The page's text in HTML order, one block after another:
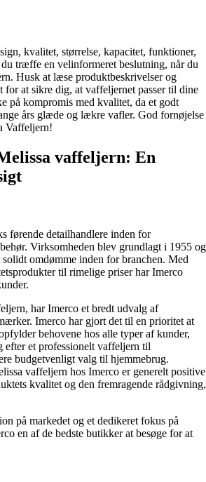
kvalitet, størrelse, kapacitet, funktioner,
træffe en velinformeret beslutning, når du
Husk at læse produktbeskrivelser og
for at sikre dig, at vaffeljernet passer til dine
på kompromis med kvalitet, da et godt
års glæde og lækre vafler. God fornøjelse
Vaffeljern!
vaffeljern: En
førende detailhandlere inden for
Virksomheden blev grundlagt i 1955 og
solidt omdømme inden for branchen. Med
til rimelige priser har Imerco
har Imerco et bredt udvalg af
Imerco har gjort det til en prioritet at
behovene hos alle typer af kunder,
efter et professionelt vaffeljern til
budgetvenligt valg til hjemmebrug.
vaffeljern hos Imerco er generelt positive
kvalitet og den fremragende rådgivning,
på markedet og et dedikeret fokus på
en af de bedste butikker at besøge for at